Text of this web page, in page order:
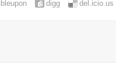
del.icio.us
digg